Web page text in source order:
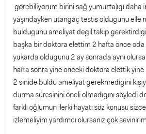
görebiliyorum birini sağ yumurtalıgı daha
yaşındayken utangaç testis oldugunu elle
buldugunu ameliyat degil takip
başka bir doktora elettim 2 hafta önce oda
yukarda oldugunu 2 ay sonrada aynı
hafta sonra yine önceki doktora elettik
2 sinide buldu ameliyat gerekmedigini
durma süresinini öneli olmadıgını söyledi
farklı oğlumun ilerki hayatı söz konusu
izlemeliyim yardımcı olursanız çok